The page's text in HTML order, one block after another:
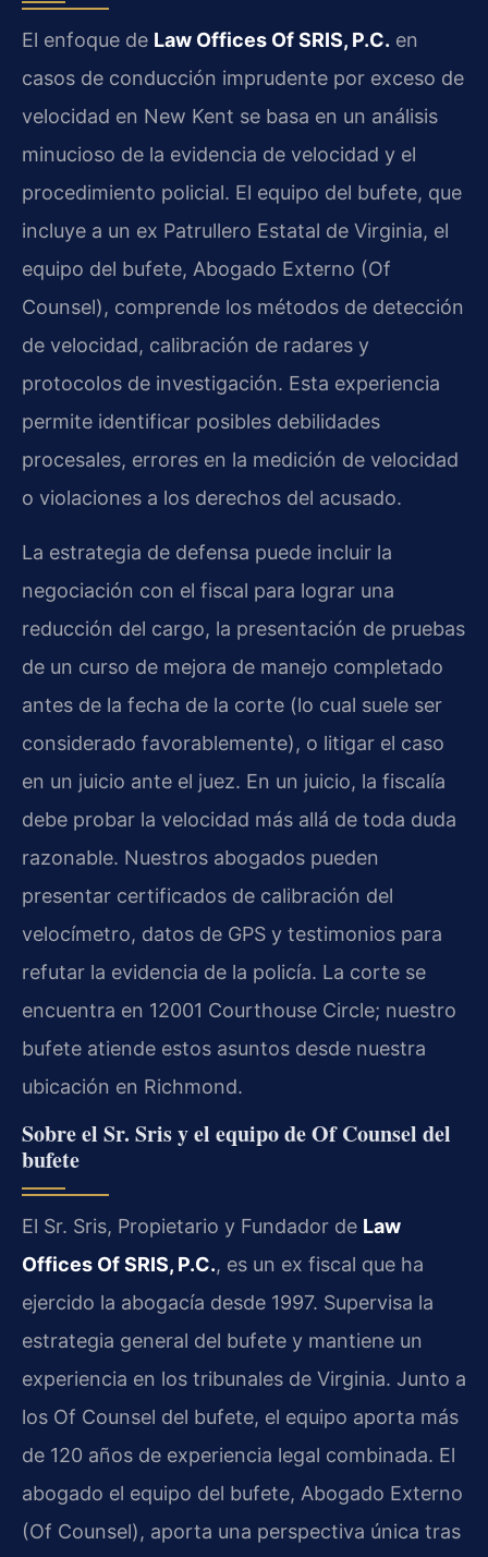
El enfoque de Law Offices Of SRIS, P.C. en
casos de conducción imprudente por exceso de
velocidad en New Kent se basa en un análisis
minucioso de la evidencia de velocidad y el
procedimiento policial. El equipo del bufete, que
incluye a un ex Patrullero Estatal de Virginia, el
equipo del bufete, Abogado Externo (Of
Counsel), comprende los métodos de detección
de velocidad, calibración de radares y
protocolos de investigación. Esta experiencia
permite identificar posibles debilidades
procesales, errores en la medición de velocidad
o violaciones a los derechos del acusado.
La estrategia de defensa puede incluir la
negociación con el fiscal para lograr una
reducción del cargo, la presentación de pruebas
de un curso de mejora de manejo completado
antes de la fecha de la corte (lo cual suele ser
considerado favorablemente), o litigar el caso
en un juicio ante el juez. En un juicio, la fiscalía
debe probar la velocidad más allá de toda duda
razonable. Nuestros abogados pueden
presentar certificados de calibración del
velocímetro, datos de GPS y testimonios para
refutar la evidencia de la policía. La corte se
encuentra en 12001 Courthouse Circle; nuestro
bufete atiende estos asuntos desde nuestra
ubicación en Richmond.
Sobre el Sr. Sris y el equipo de Of Counsel del
bufete
El Sr. Sris, Propietario y Fundador de Law
Offices Of SRIS, P.C., es un ex fiscal que ha
ejercido la abogacía desde 1997. Supervisa la
estrategia general del bufete y mantiene un
experiencia en los tribunales de Virginia. Junto a
los Of Counsel del bufete, el equipo aporta más
de 120 años de experiencia legal combinada. El
abogado el equipo del bufete, Abogado Externo
(Of Counsel), aporta una perspectiva única tras